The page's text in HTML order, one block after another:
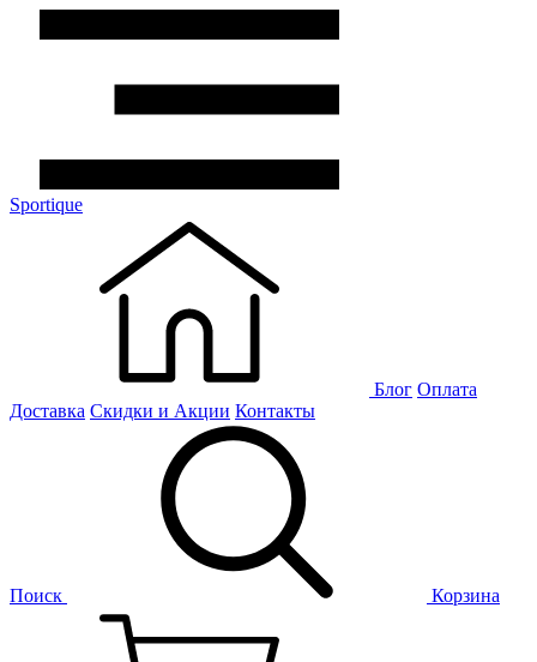
Sportique
Блог Оплата
Доставка Скидки и Акции Контакты
Поиск Корзина